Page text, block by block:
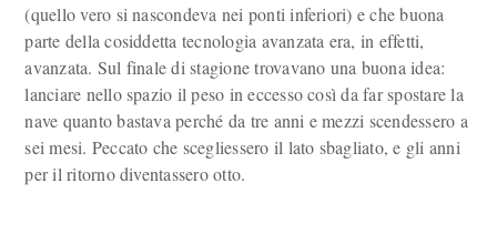
(quello vero si nascondeva nei ponti inferiori) e che buona
parte della cosiddetta tecnologia avanzata era, in effetti,
avanzata. Sul finale di stagione trovavano una buona idea:
lanciare nello spazio il peso in eccesso così da far spostare la
nave quanto bastava perché da tre anni e mezzi scendessero a
sei mesi. Peccato che scegliessero il lato sbagliato, e gli anni
per il ritorno diventassero otto.